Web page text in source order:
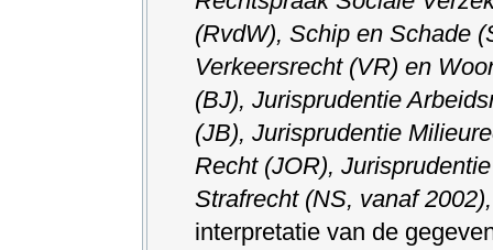
(RvdW), Schip en Schade
Verkeersrecht (VR) en
(BJ), Jurisprudentie
(JB), Jurisprudentie
Recht (JOR),
Strafrecht (NS, vanaf
interpretatie van de